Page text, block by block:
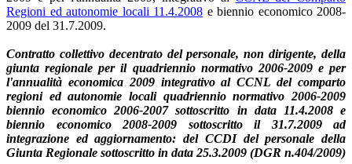
Regioni ed autonomie locali 11.4.2008 e biennio economico 2008-
2009 del 31.7.2009.
Contratto collettivo decentrato del personale, non dirigente, della
giunta regionale per il quadriennio normativo 2006-2009 e per
l'annualità economica 2009 integrativo al CCNL del comparto
regioni ed autonomie locali quadriennio normativo 2006-2009
biennio economico 2006-2007 sottoscritto in data 11.4.2008 e
biennio economico 2008-2009 sottoscritto il 31.7.2009 ad
integrazione ed aggiornamento: del CCDI del personale della
Giunta Regionale sottoscritto in data 25.3.2009 (DGR n.404/2009)